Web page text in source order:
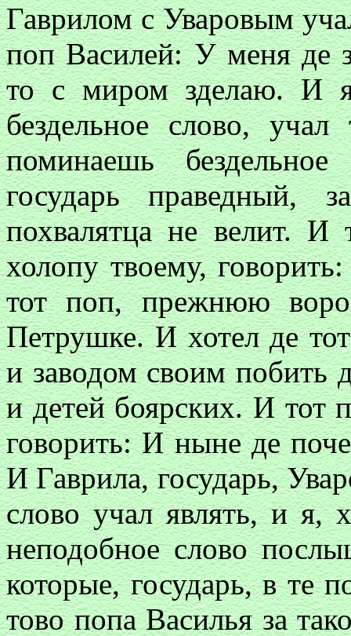
Гаврилом с Уваровым
поп Василей: У меня де
то с миром зделаю. И
бездельное слово,
поминаешь
государь праведный,
похвалятца не велит. И
холопу твоему,
тот поп, прежнюю
Петрушке. И хотел де
и заводом своим побить
и детей боярских. И тот
говорить: И ныне де
И Гаврила, государь,
слово учал являть, и я,
неподобное слово
которые, государь, в те
тово попа Василья за